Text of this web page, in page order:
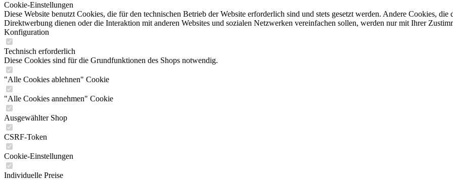
Cookie-Einstellungen
Diese Website benutzt Cookies, die für den technischen Betrieb der Website erforderlich sind und stets gesetzt werden. Andere Cookies,
Direktwerbung dienen oder die Interaktion mit anderen Websites und sozialen Netzwerken vereinfachen sollen, werden nur mit Ihrer
Konfiguration
Technisch erforderlich
Diese Cookies sind für die Grundfunktionen des Shops notwendig.
"Alle Cookies ablehnen" Cookie
"Alle Cookies annehmen" Cookie
Ausgewählter Shop
CSRF-Token
Cookie-Einstellungen
Individuelle Preise